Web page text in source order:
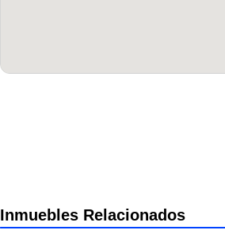
Inmuebles Relacionados